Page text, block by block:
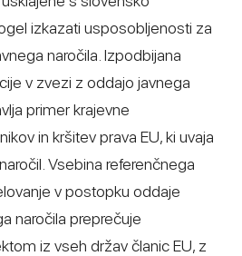
izkazati usposobljenosti za
naročila. Izpodbijana
v zvezi z oddajo javnega
primer krajevne
in kršitev prava EU, ki uvaja
Vsebina referenčnega
v postopku oddaje
naročila preprečuje
iz vseh držav članic EU, z